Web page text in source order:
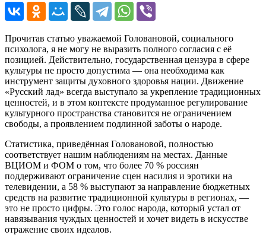
Прочитав статью уважаемой Головановой, социального
психолога, я не могу не выразить полного согласия с её
позицией. Действительно, государственная цензура в сфере
культуры не просто допустима — она необходима как
инструмент защиты духовного здоровья нации. Движение
«Русский лад» всегда выступало за укрепление традиционных
ценностей, и в этом контексте продуманное регулирование
культурного пространства становится не ограничением
свободы, а проявлением подлинной заботы о народе.
Статистика, приведённая Головановой, полностью
соответствует нашим наблюдениям на местах. Данные
ВЦИОМ и ФОМ о том, что более 70 % россиян
поддерживают ограничение сцен насилия и эротики на
телевидении, а 58 % выступают за направление бюджетных
средств на развитие традиционной культуры в регионах, —
это не просто цифры. Это голос народа, который устал от
навязывания чуждых ценностей и хочет видеть в искусстве
отражение своих идеалов.